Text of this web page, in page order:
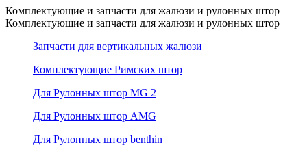
Комплектующие и запчасти для жалюзи и рулонных штор
Комплектующие и запчасти для жалюзи и рулонных штор
Запчасти для вертикальных жалюзи
Комплектующие Римских штор
Для Рулонных штор MG 2
Для Рулонных штор AMG
Для Рулонных штор benthin